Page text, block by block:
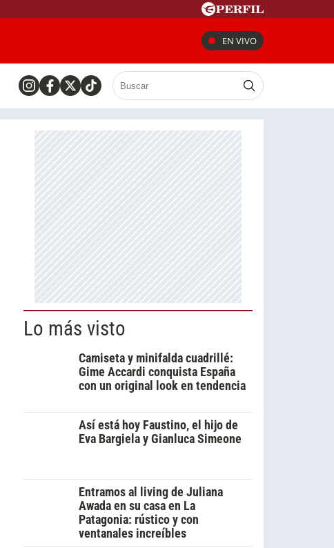
EN VIVO
Lo más visto
Camiseta y minifalda cuadrillé:
Gime Accardi conquista España
con un original look en tendencia
Así está hoy Faustino, el hijo de
Eva Bargiela y Gianluca Simeone
Entramos al living de Juliana
Awada en su casa en La
Patagonia: rústico y con
ventanales increíbles